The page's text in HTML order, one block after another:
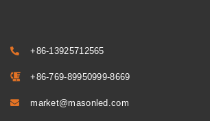
+86-13925712565
+86-769-89950999-8669
market@masonled.com